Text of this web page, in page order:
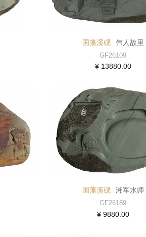
国藩溪砚 伟人故里
GF26109
¥ 13880.00
国藩溪砚 湘军水师
GF26189
¥ 9880.00